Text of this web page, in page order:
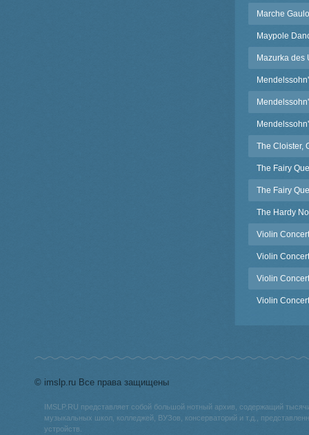
Marche
Maypole
Mazurka des
The Cloister,
The Fairy
The Fairy
The Hardy
Violin
Violin
Violin
Violin
© imslp.ru Все права защищены
IMSLP.RU представляет собой большой нотный архив, содержащий
музыкальных школ, колледжей, ВУЗов, консерваторий и т.д.,
устройств.